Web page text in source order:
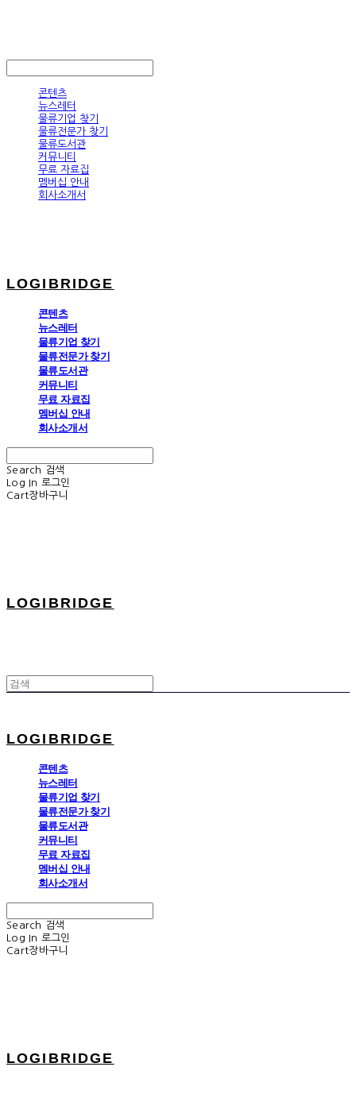
콘텐츠
뉴스레터
물류기업 찾기
물류전문가 찾기
물류도서관
커뮤니티
무료 자료집
멤버십 안내
회사소개서
LOGIBRIDGE
콘텐츠
뉴스레터
물류기업 찾기
물류전문가 찾기
물류도서관
커뮤니티
무료 자료집
멤버십 안내
회사소개서
Search
검색
Log In 로그인
Cart장바구니
LOGIBRIDGE
LOGIBRIDGE
콘텐츠
뉴스레터
물류기업 찾기
물류전문가 찾기
물류도서관
커뮤니티
무료 자료집
멤버십 안내
회사소개서
Search
검색
Log In 로그인
Cart장바구니
LOGIBRIDGE